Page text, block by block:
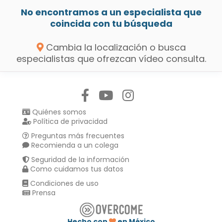
No encontramos a un especialista que
coincida con tu búsqueda
Cambia la localización o busca
especialistas que ofrezcan vídeo consulta.
Quiénes somos
Política de privacidad
Preguntas más frecuentes
Recomienda a un colega
Seguridad de la información
Como cuidamos tus datos
Condiciones de uso
Prensa